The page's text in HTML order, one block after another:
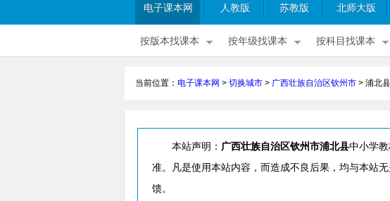
电子课本网 人教版 苏教版 北师大版
按版本找课本 按年级找课本 按科目找课本
当前位置： 电子课本网 > 切换城市 > 广西壮族自治区钦州市 > 浦北
本站声明： 广西壮族自治区钦州市浦北县中小学
准。凡是使用本站内容，而造成不良后果，均与本站
馈。